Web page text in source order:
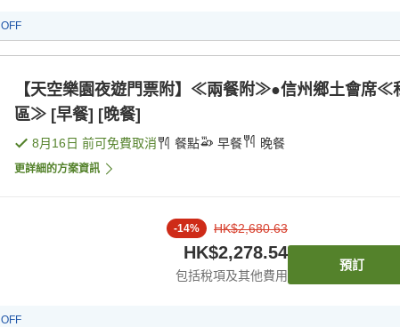
OFF
【天空樂園夜遊門票附】≪兩餐附≫●信州鄉土會席≪
區≫ [早餐] [晚餐]
8月16日 前可免費取消 餐點 早餐 晚餐
更詳細的方案資訊
-14% HK$2,680.63
HK$2,278.54
包括稅項及其他費用
預訂
OFF